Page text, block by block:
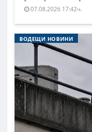
07.08.2026 17:42ч.
ВОДЕЩИ НОВИНИ